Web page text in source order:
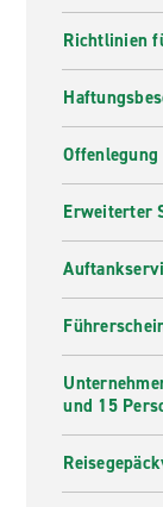
Richtlinien
Offenlegung
Erweiterter
und 15